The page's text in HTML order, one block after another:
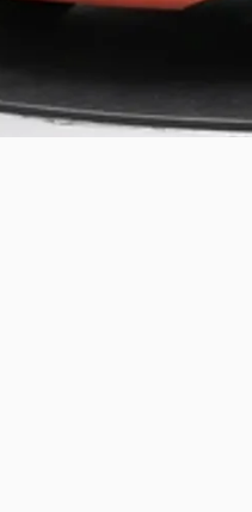
Bekijk aanbieding →